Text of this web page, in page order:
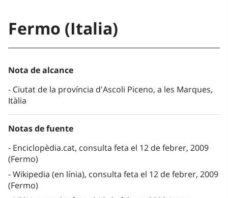
Fermo (Italia)
Nota de alcance
Ciutat de la província d'Ascoli Piceno, a les Marques,
Itàlia
Notas de fuente
Enciclopèdia.cat, consulta feta el 12 de febrer, 2009
(Fermo)
Wikipedia (en línia), consulta feta el 12 de febrer, 2009
(Fermo)